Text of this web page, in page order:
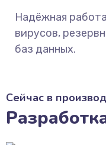
Надёжная
вирусов,
баз данных.
Сейчас в